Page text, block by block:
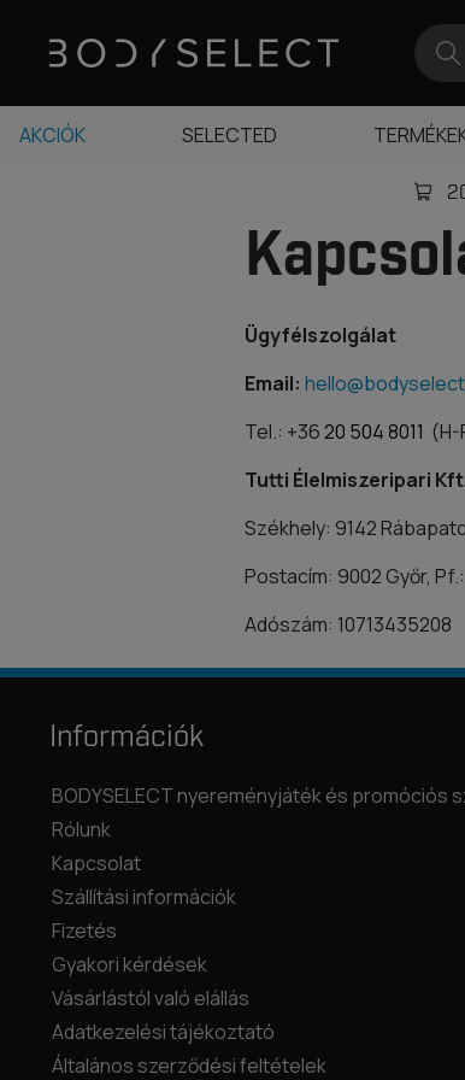
Ügyfélszolgálat
Email:
Tel.: +3620 504 8011
Tutti Élelmiszeripari
Székhely: 9142
Postacím: 9002 Győr,
Adószám: 10713435208
AKCIÓK SELECTED
Információk
BODYSELECT nyereményjáték és promóciós
Rólunk
Kapcsolat
Szállítási információk
Fizetés
Gyakori kérdések
Vásárlástól való elállás
Adatkezelési tájékoztató
Általános szerződési feltételek